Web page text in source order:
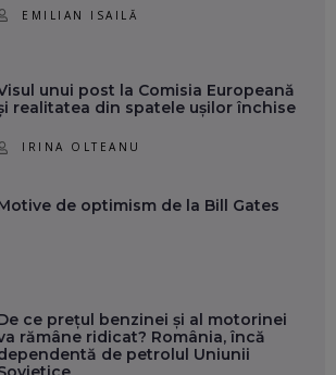
EMILIAN ISAILĂ
unui post la Comisia Europeană
realitatea din spatele ușilor închise
IRINA OLTEANU
de optimism de la Bill Gates
ce prețul benzinei și al motorinei
rămâne ridicat? România, încă
de petrolul Uniunii